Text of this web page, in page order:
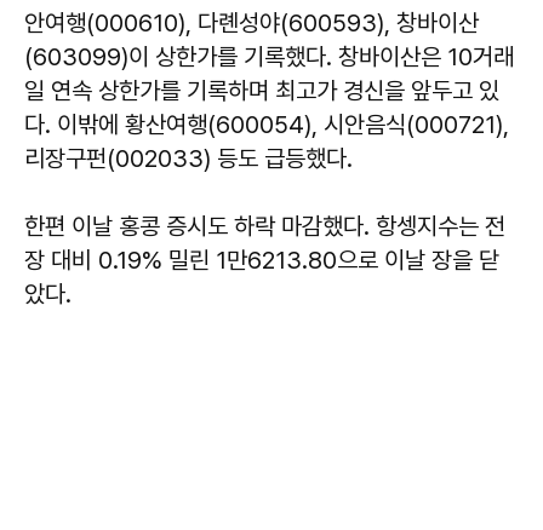
안여행(000610), 다롄성야(600593), 창바이산
(603099)이 상한가를 기록했다. 창바이산은 10거래
일 연속 상한가를 기록하며 최고가 경신을 앞두고 있
다. 이밖에 황산여행(600054), 시안음식(000721),
리장구펀(002033) 등도 급등했다.
한편 이날 홍콩 증시도 하락 마감했다. 항셍지수는 전
장 대비 0.19% 밀린 1만6213.80으로 이날 장을 닫
았다.